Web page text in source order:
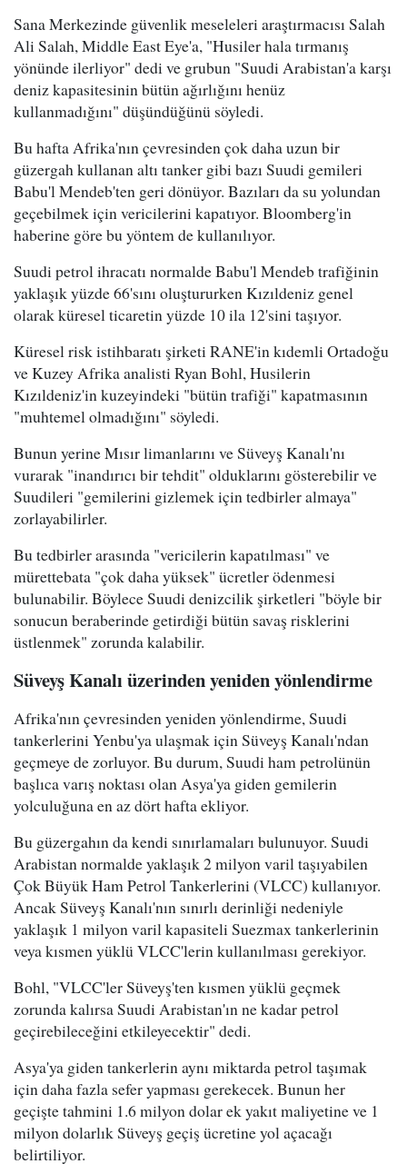
Sana Merkezinde güvenlik meseleleri araştırmacısı Salah
Ali Salah, Middle East Eye'a, "Husiler hala tırmanış
yönünde ilerliyor" dedi ve grubun "Suudi Arabistan'a karşı
deniz kapasitesinin bütün ağırlığını henüz
kullanmadığını" düşündüğünü söyledi.
Bu hafta Afrika'nın çevresinden çok daha uzun bir
güzergah kullanan altı tanker gibi bazı Suudi gemileri
Babu'l Mendeb'ten geri dönüyor. Bazıları da su yolundan
geçebilmek için vericilerini kapatıyor. Bloomberg'in
haberine göre bu yöntem de kullanılıyor.
Suudi petrol ihracatı normalde Babu'l Mendeb trafiğinin
yaklaşık yüzde 66'sını oluştururken Kızıldeniz genel
olarak küresel ticaretin yüzde 10 ila 12'sini taşıyor.
Küresel risk istihbaratı şirketi RANE'in kıdemli Ortadoğu
ve Kuzey Afrika analisti Ryan Bohl, Husilerin
Kızıldeniz'in kuzeyindeki "bütün trafiği" kapatmasının
"muhtemel olmadığını" söyledi.
Bunun yerine Mısır limanlarını ve Süveyş Kanalı'nı
vurarak "inandırıcı bir tehdit" olduklarını gösterebilir ve
Suudileri "gemilerini gizlemek için tedbirler almaya"
zorlayabilirler.
Bu tedbirler arasında "vericilerin kapatılması" ve
mürettebata "çok daha yüksek" ücretler ödenmesi
bulunabilir. Böylece Suudi denizcilik şirketleri "böyle bir
sonucun beraberinde getirdiği bütün savaş risklerini
üstlenmek" zorunda kalabilir.
Süveyş Kanalı üzerinden yeniden yönlendirme
Afrika'nın çevresinden yeniden yönlendirme, Suudi
tankerlerini Yenbu'ya ulaşmak için Süveyş Kanalı'ndan
geçmeye de zorluyor. Bu durum, Suudi ham petrolünün
başlıca varış noktası olan Asya'ya giden gemilerin
yolculuğuna en az dört hafta ekliyor.
Bu güzergahın da kendi sınırlamaları bulunuyor. Suudi
Arabistan normalde yaklaşık 2 milyon varil taşıyabilen
Çok Büyük Ham Petrol Tankerlerini (VLCC) kullanıyor.
Ancak Süveyş Kanalı'nın sınırlı derinliği nedeniyle
yaklaşık 1 milyon varil kapasiteli Suezmax tankerlerinin
veya kısmen yüklü VLCC'lerin kullanılması gerekiyor.
Bohl, "VLCC'ler Süveyş'ten kısmen yüklü geçmek
zorunda kalırsa Suudi Arabistan'ın ne kadar petrol
geçirebileceğini etkileyecektir" dedi.
Asya'ya giden tankerlerin aynı miktarda petrol taşımak
için daha fazla sefer yapması gerekecek. Bunun her
geçişte tahmini 1.6 milyon dolar ek yakıt maliyetine ve 1
milyon dolarlık Süveyş geçiş ücretine yol açacağı
belirtiliyor.